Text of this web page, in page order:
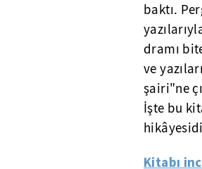
baktı.
dramı
ve
şairi"ne
İşte bu
Kitabı